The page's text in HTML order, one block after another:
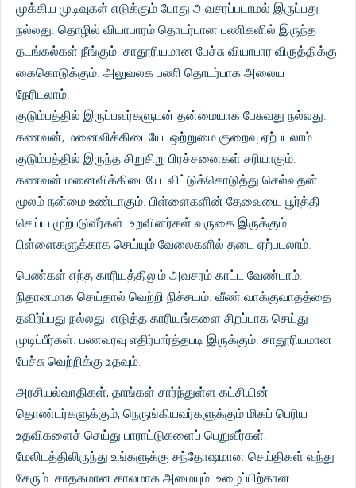
முக்கிய முடிவுகள் எடுக்கும் போது அவசரப்படாமல் இருப்பது
நல்லது. தொழில் வியாபாரம் தொடர்பான பணிகளில் இருந்த
தடங்கல்கள் நீங்கும். சாதூரியமான பேச்சு வியாபார விருத்திக்கு
கைகொடுக்கும். அலுவலக பணி தொடர்பாக அலைய
நேரிடலாம்.
குடும்பத்தில் இருப்பவர்களுடன் தன்மையாக பேசுவது நல்லது.
கணவன், மனைவிக்கிடையே ஒற்றுமை குறைவு ஏற்படலாம்
குடும்பத்தில் இருந்த சிறுசிறு பிரச்சனைகள் சரியாகும்.
கணவன் மனைவிக்கிடையே விட்டுக்கொடுத்து செல்வதன்
மூலம் நன்மை உண்டாகும். பிள்ளைகளின் தேவையை பூர்த்தி
செய்ய முற்படுவீர்கள். உறவினர்கள் வருகை இருக்கும்.
பிள்ளைகளுக்காக செய்யும் வேலைகளில் தடை ஏற்படலாம்.
பெண்கள் எந்த காரியத்திலும் அவசரம் காட்ட வேண்டாம்.
நிதானமாக செய்தால் வெற்றி நிச்சயம். வீண் வாக்குவாதத்தை
தவிர்ப்பது நல்லது. எடுத்த காரியங்களை சிறப்பாக செய்து
முடிப்பீர்கள். பணவரவு எதிர்பார்த்தபடி இருக்கும். சாதூரியமான
பேச்சு வெற்றிக்கு உதவும்.
அரசியல்வாதிகள், தாங்கள் சார்ந்துள்ள கட்சியின்
தொண்டர்களுக்கும், நெருங்கியவர்களுக்கும் மிகப் பெரிய
உதவிகளைச் செய்து பாராட்டுகளைப் பெறுவீர்கள்.
மேலிடத்திலிருந்து உங்களுக்கு சந்தோஷமான செய்திகள் வந்து
சேரும். சாதகமான காலமாக அமையும். உழைப்பிற்கான